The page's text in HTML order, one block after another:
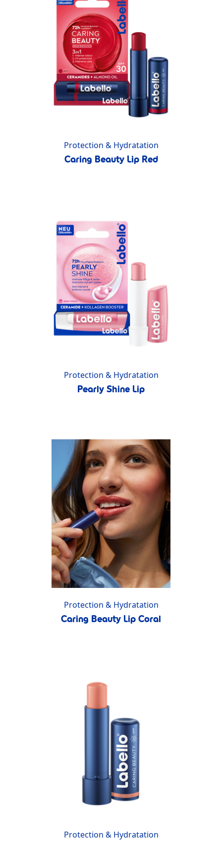
Protection & Hydratation
Caring Beauty Lip Red
Protection & Hydratation
Pearly Shine Lip
Protection & Hydratation
Caring Beauty Lip Coral
Protection & Hydratation